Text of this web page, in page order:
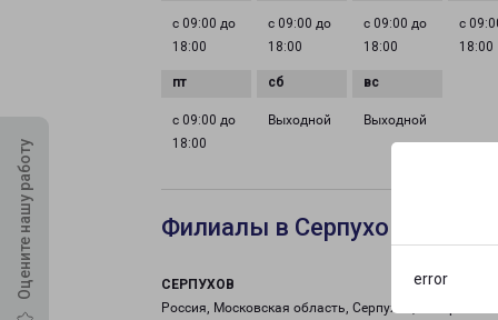
error
Оцените нашу работу
с 09:00 до
18:00
с 09:00 до
18:00
с 09:00 до
18:00
с
18:00
с 09:00 до
18:00
Выходной Выходной
Филиалы в Серпухове
СЕРПУХОВ
Россия, Московская область, Серпухов, Северное